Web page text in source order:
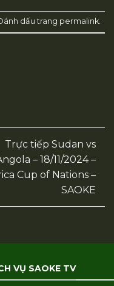
dấu trang permalink.
Trực tiếp Sudan vs
– 18/11/2024 –
Cup of Nations –
SAOKE
VỤ SAOKE TV